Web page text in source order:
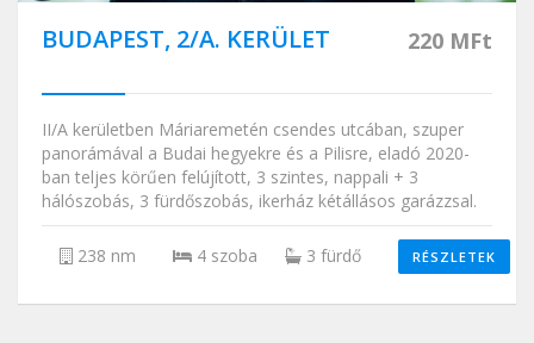
BUDAPEST, 2/A. KERÜLET 220 MFt
II/A kerületben Máriaremetén csendes utcában, szuper
panorámával a Budai hegyekre és a Pilisre, eladó 2020-
ban teljes körűen felújított, 3 szintes, nappali + 3
hálószobás, 3 fürdőszobás, ikerház kétállásos garázzsal.
238 nm 4 szoba 3 fürdő RÉSZLETEK